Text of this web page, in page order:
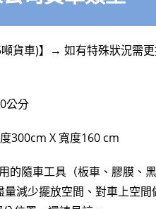
貨車)】→ 如有特殊狀況需
公分
300cm X 寬度160 cm
的隨車工具（板車、膠膜、
減少擺放空間、對車上空間